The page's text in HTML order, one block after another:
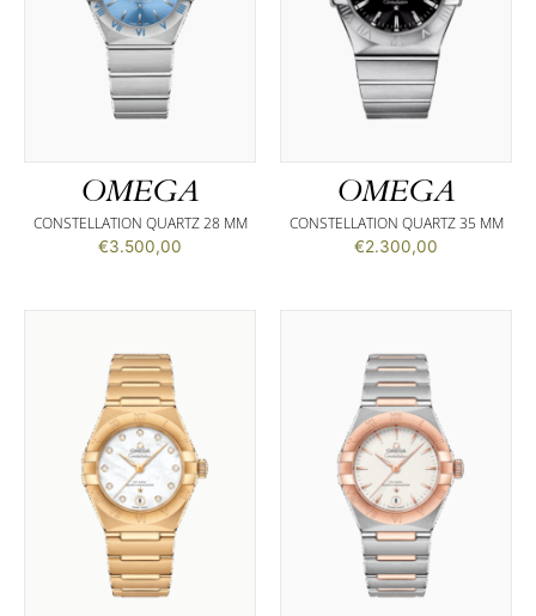
OMEGA
CONSTELLATION QUARTZ 28 MM
€3.500,00
OMEGA
CONSTELLATION QUARTZ 35 MM
€2.300,00